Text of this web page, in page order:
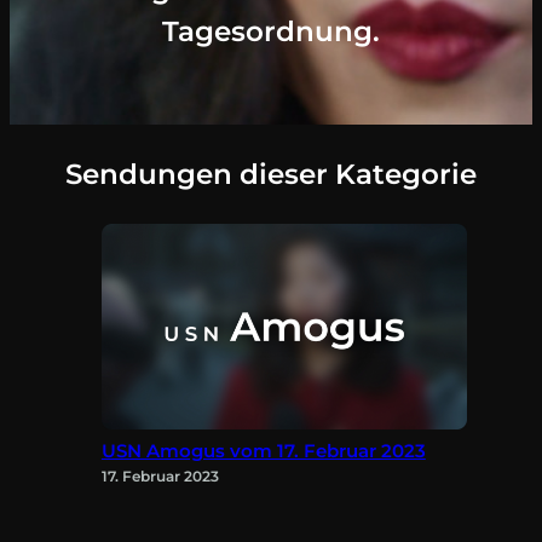
Tagesordnung.
Sendungen dieser Kategorie
USN Amogus vom 17. Februar 2023
17. Februar 2023